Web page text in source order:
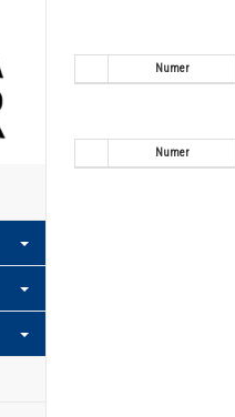
Numer
Numer